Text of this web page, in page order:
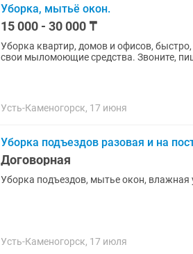
Уборка, мытьё окон.
15 000 - 30 000 ₸
Уборка квартир, домов и офисов,
свои мыломоющие средства. Звоните,
Усть-Каменогорск, 17 июня
Уборка подъездов разовая и на
Договорная
Уборка подъездов, мытье окон, влажная
Усть-Каменогорск, 17 июля